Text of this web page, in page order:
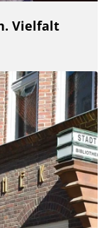
Vielfalt